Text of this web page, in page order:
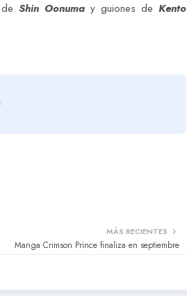
Shin Oonumay guiones de Kento
MÁS RECIENTES
Manga Crimson Prince finaliza en septiembre